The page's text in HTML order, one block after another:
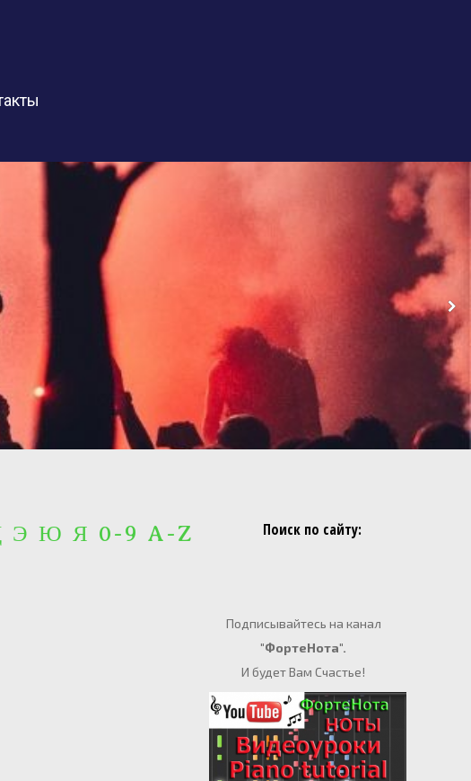
Поиск по сайту:
Подписывайтесь на канал
"ФортеНота".
И будет Вам Счастье!
Ю Я 0-9 A-Z